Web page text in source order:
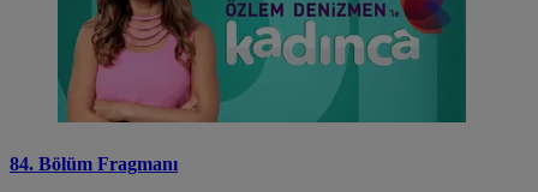
84. Bölüm Fragmanı